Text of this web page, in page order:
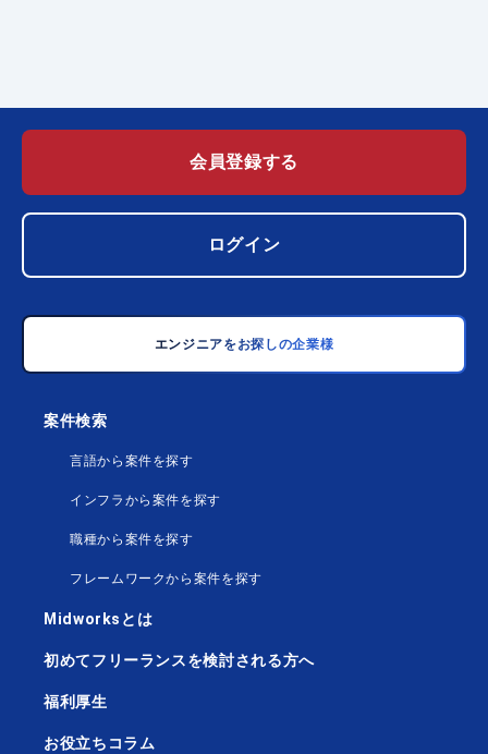
会員登録する
ログイン
エンジニアをお探しの企業様
案件検索
言語から案件を探す
インフラから案件を探す
職種から案件を探す
フレームワークから案件を探す
Midworksとは
初めてフリーランスを検討される方へ
福利厚生
お役立ちコラム